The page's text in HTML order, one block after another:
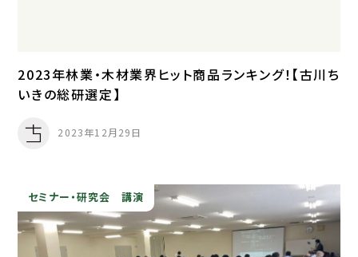
2023年林業・木材業界ヒット商品ランキング！【古川ち
いきの総研選定】
2023年12月29日
セミナー・研究会 講演